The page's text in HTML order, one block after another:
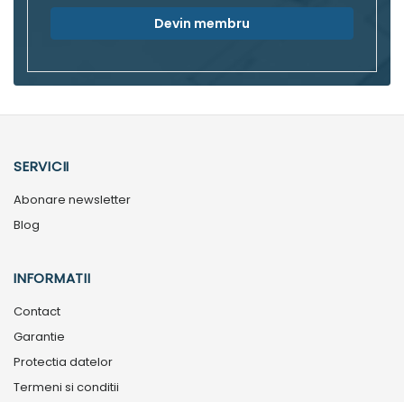
Devin membru
SERVICII
Abonare newsletter
Blog
INFORMATII
Contact
Garantie
Protectia datelor
Termeni si conditii